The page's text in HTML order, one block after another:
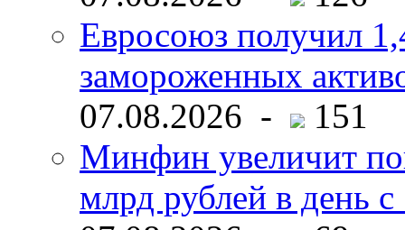
Евросоюз получил
замороженных
07.08.2026 -
151
Минфин увеличит
млрд рублей в день с